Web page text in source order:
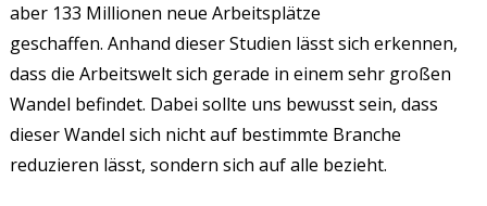
aber 133 Millionen neue Arbeitsplätze
geschaffen. Anhand dieser Studien lässt sich erkennen,
dass die Arbeitswelt sich gerade in einem sehr großen
Wandel befindet. Dabei sollte uns bewusst sein, dass
dieser Wandel sich nicht auf bestimmte Branche
reduzieren lässt, sondern sich auf alle bezieht.